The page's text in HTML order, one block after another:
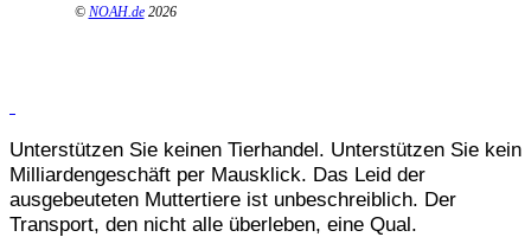
© NOAH.de 2026
Unterstützen Sie keinen Tierhandel. Unterstützen Sie kein
Milliardengeschäft per Mausklick. Das Leid der
ausgebeuteten Muttertiere ist unbeschreiblich. Der
Transport, den nicht alle überleben, eine Qual.